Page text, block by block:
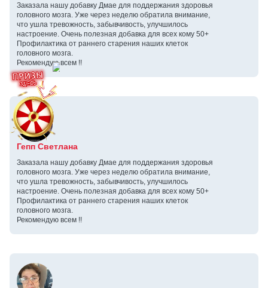
Заказала нашу добавку Дмае для поддержания здоровья
головного мозга. Уже через неделю обратила внимание,
что ушла тревожность, забывчивость, улучшилось
настроение. Очень полезная добавка для всех кому 50+
Профилактика от раннего старения наших клеток
головного мозга.
Рекомендую всем !!
Гепп Светлана
Заказала нашу добавку Дмае для поддержания здоровья
головного мозга. Уже через неделю обратила внимание,
что ушла тревожность, забывчивость, улучшилось
настроение. Очень полезная добавка для всех кому 50+
Профилактика от раннего старения наших клеток
головного мозга.
Рекомендую всем !!